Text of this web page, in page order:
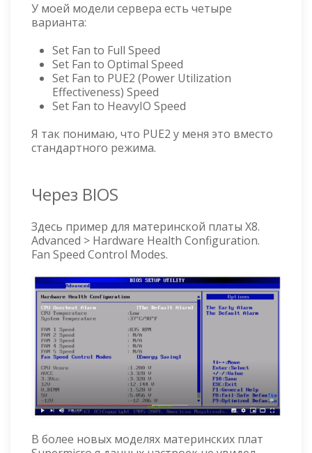
У моей модели сервера есть четыре
варианта:
Set Fan to Full Speed
Set Fan to Optimal Speed
Set Fan to PUE2 (Power Utilization
Effectiveness) Speed
Set Fan to HeavyIO Speed
Я так понимаю, что PUE2 у меня это вместо
стандартного режима.
Через BIOS
Здесь пример для материнской платы X8.
Advanced > Hardware Health Configuration.
Fan Speed Control Modes.
В более новых моделях материнских плат